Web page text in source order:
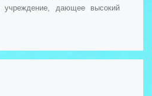
учреждение, дающее высокий